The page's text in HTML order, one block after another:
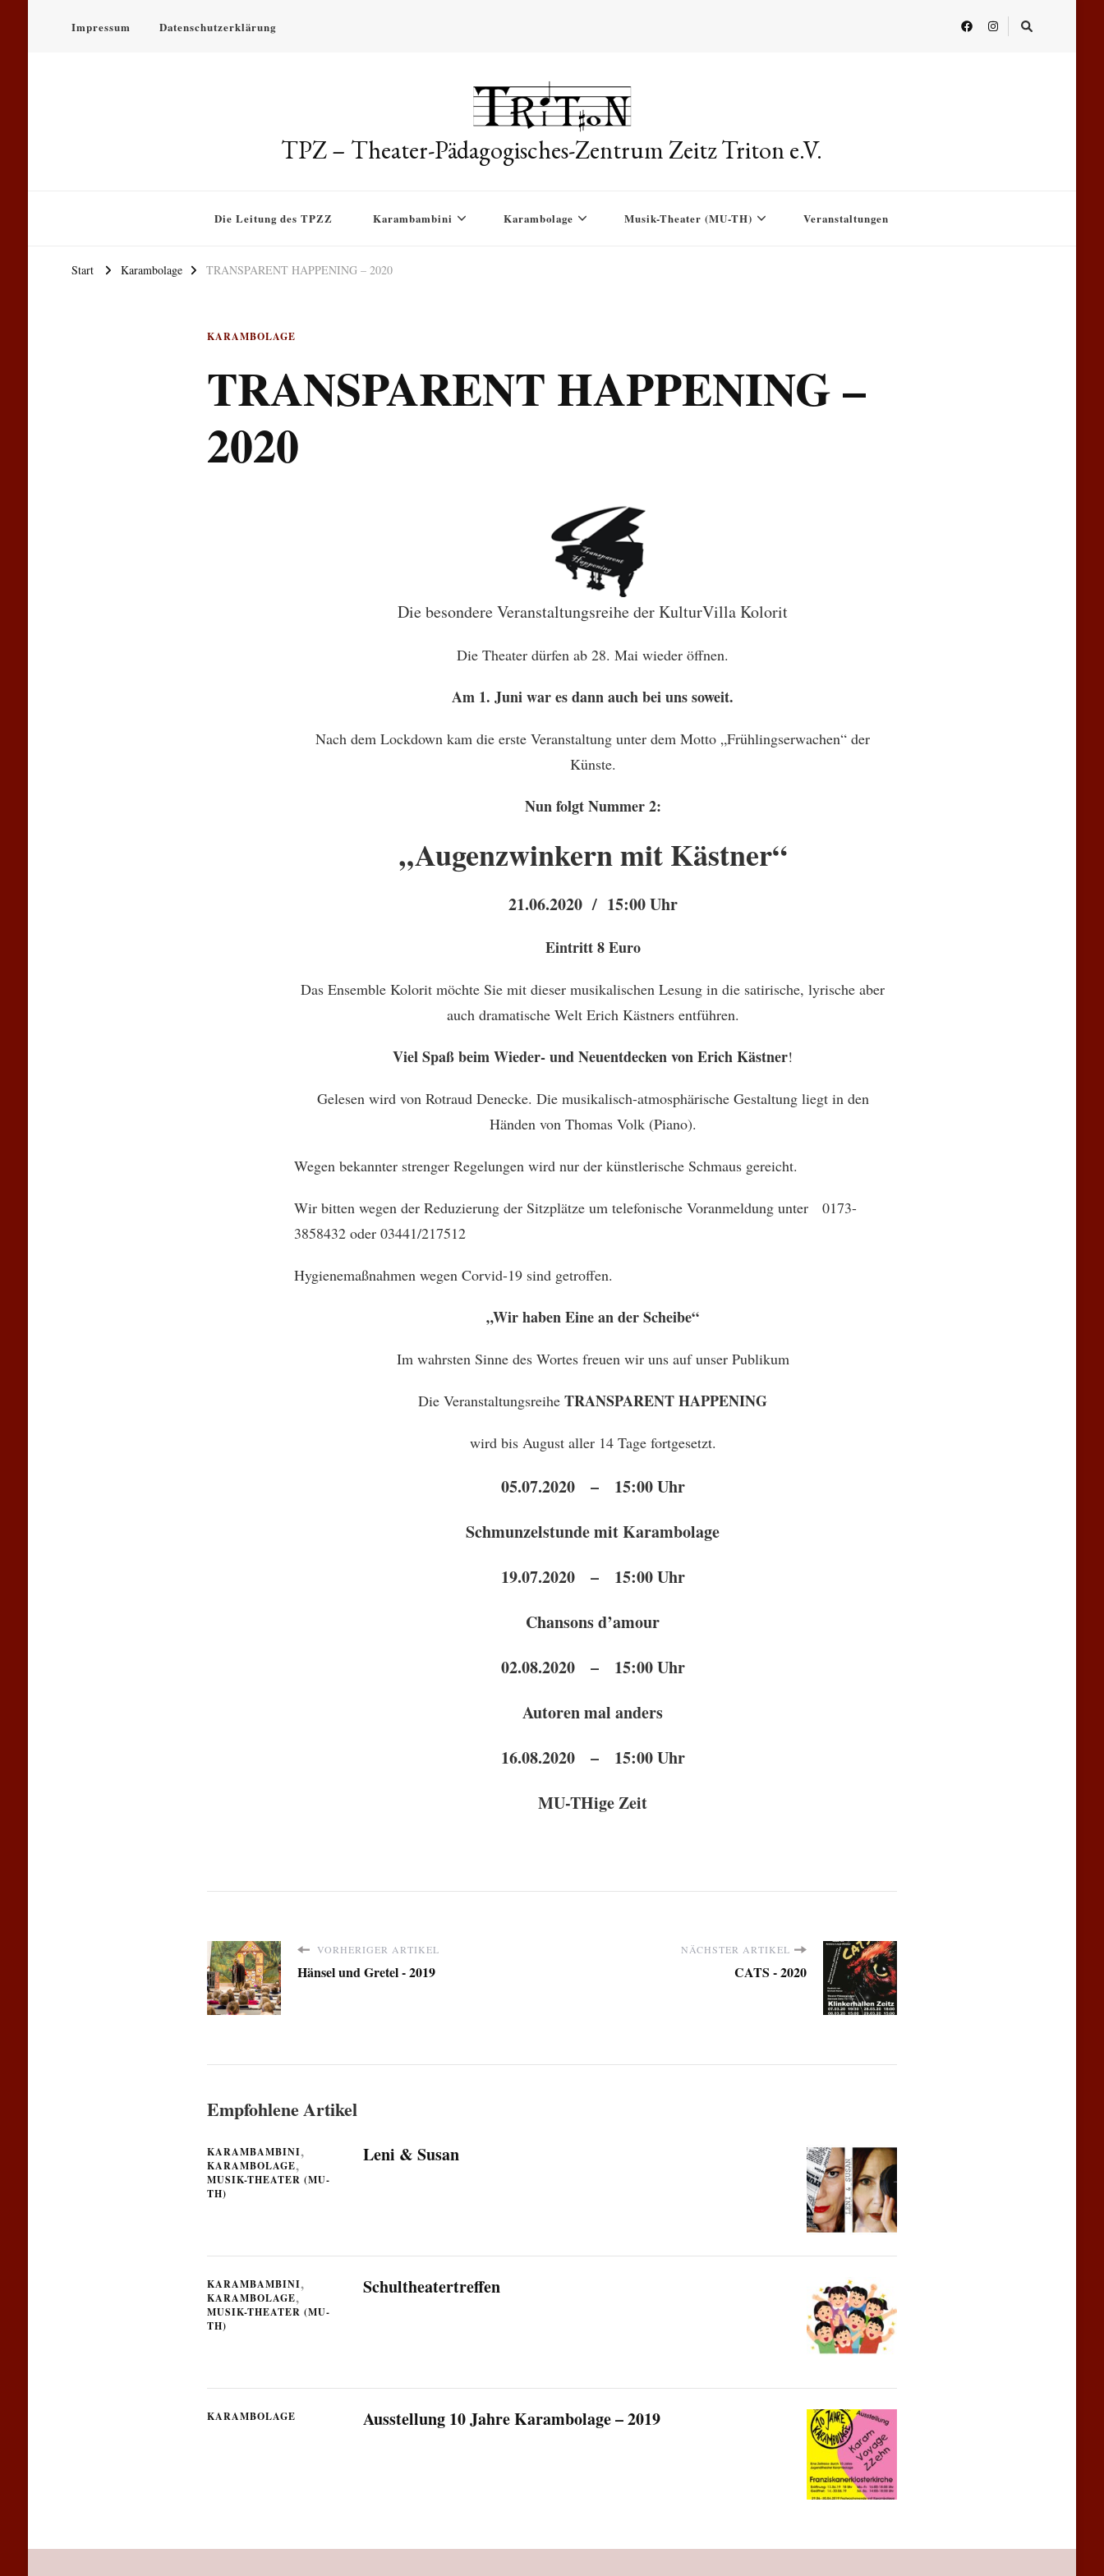
Impressum Datenschutzerklärung
TPZ – Theater-Pädagogisches-Zentrum Zeitz Triton e.V.
Die Leitung des TPZZ Karambambini Karambolage Musik-Theater (MU-TH) Veranstaltungen
Start Karambolage TRANSPARENT HAPPENING – 2020
KARAMBOLAGE
TRANSPARENT HAPPENING –
2020
Die besondere Veranstaltungsreihe der KulturVilla Kolorit
Die Theater dürfen ab 28. Mai wieder öffnen.
Am 1. Juni war es dann auch bei uns soweit.
Nach dem Lockdown kam die erste Veranstaltung unter dem Motto „Frühlingserwachen“ der
Künste.
Nun folgt Nummer 2:
„Augenzwinkern mit Kästner“
21.06.2020 / 15:00 Uhr
Eintritt 8 Euro
Das Ensemble Kolorit möchte Sie mit dieser musikalischen Lesung in die satirische, lyrische aber
auch dramatische Welt Erich Kästners entführen.
Viel Spaß beim Wieder- und Neuentdecken von Erich Kästner!
Gelesen wird von Rotraud Denecke. Die musikalisch-atmosphärische Gestaltung liegt in den
Händen von Thomas Volk (Piano).
Wegen bekannter strenger Regelungen wird nur der künstlerische Schmaus gereicht.
Wir bitten wegen der Reduzierung der Sitzplätze um telefonische Voranmeldung unter 0173-
3858432 oder 03441/217512
Hygienemaßnahmen wegen Corvid-19 sind getroffen.
„Wir haben Eine an der Scheibe“
Im wahrsten Sinne des Wortes freuen wir uns auf unser Publikum
Die VeranstaltungsreiheTRANSPARENT HAPPENING
wird bis August aller 14 Tage fortgesetzt.
05.07.2020 – 15:00 Uhr
Schmunzelstunde mit Karambolage
19.07.2020 – 15:00 Uhr
Chansons d’amour
02.08.2020 – 15:00 Uhr
Autoren mal anders
16.08.2020 – 15:00 Uhr
MU-THige Zeit
VORHERIGER ARTIKEL
Hänsel und Gretel - 2019
NÄCHSTER ARTIKEL
CATS - 2020
Empfohlene Artikel
KARAMBAMBINI
KARAMBOLAGE
MUSIK-THEATER (MU-
TH)
Leni & Susan
KARAMBAMBINI
KARAMBOLAGE
MUSIK-THEATER (MU-
TH)
Schultheatertreffen
KARAMBOLAGE Ausstellung 10 Jahre Karambolage – 2019